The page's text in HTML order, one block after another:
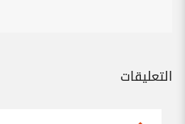
التعليقات